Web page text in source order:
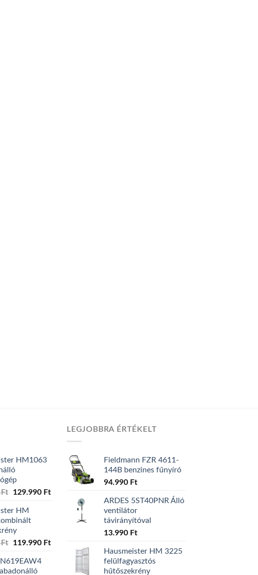
HM1063
Ft
Original
was:
139.990 Ft.
129.990 FtCurrent
129.990 Ft.
HM
Ft
Original
was:
119.990 FtCurrent
LEGJOBBRA ÉRTÉKELT
Fieldmann FZR 4611-
144B benzines fűnyíró
94.990 Ft
ARDES 5ST40PNR Álló
ventilátor
távirányítóval
13.990 Ft
Hausmeister HM 3225
felülfagyasztós
hűtőszekrény